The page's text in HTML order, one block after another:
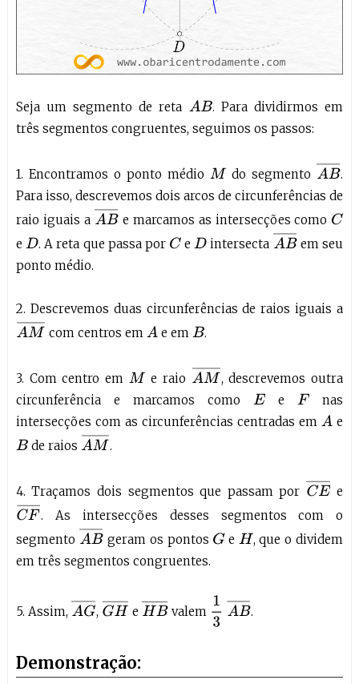
Seja um segmento de reta AB . Para dividirmos em
três segmentos congruentes, seguimos os passos:
1. Encontramos o ponto médio M do segmento AB¯.
Para isso, descrevemos dois arcos de circunferências de
raio iguais a AB¯e marcamos as intersecções como C
eD . A reta que passa por C eD intersecta AB¯em seu
ponto médio.
2. Descrevemos duas circunferências de raios iguais a
AM¯ com centros em A e emB .
3. Com centro emM e raio AM¯ , descrevemos outra
circunferência e marcamos comoE eF nas
intersecções com as circunferências centradas em A e
B de raios AM¯ .
4. Traçamos dois segmentos que passam por CE¯
e
CF¯ . As intersecções desses segmentos com o
segmento AB¯geram os pontos G eH , que o dividem
em três segmentos congruentes.
5. Assim, AG¯, GH¯ e HB¯ valem
13 AB¯
.
Demonstração: